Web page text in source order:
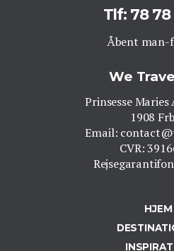
Tlf: 78
Åbent man-
We
Prinsesse Maries
1908
Email:
CVR:
HJEM